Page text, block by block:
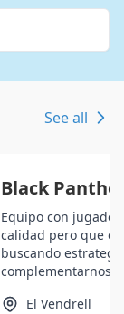
See all
Black
Equipo con
calidad pero que
buscando
complementarnos
El Vendrell